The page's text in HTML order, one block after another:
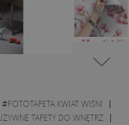
#FOTOTAPETA KWIAT WIŚNI
TAPETY DO WNĘTRZ